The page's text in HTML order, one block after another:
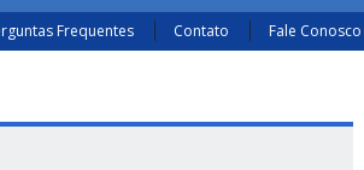
Frequentes Contato Fale Conosco